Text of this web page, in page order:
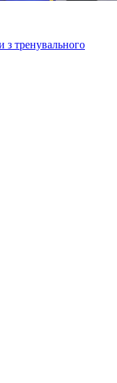
з тренувального